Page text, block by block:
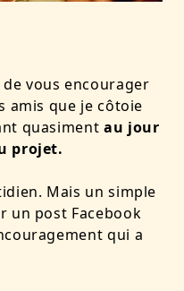
vous encourager
amis que je côtoie
quasiment au jour
projet.
Mais un simple
un post Facebook
qui a